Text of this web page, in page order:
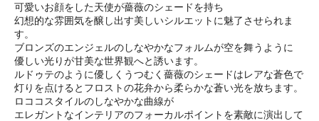
可愛いお顔をした天使が薔薇のシェードを持ち
幻想的な雰囲気を醸し出す美しいシルエットに魅了させられま
す。
ブロンズのエンジェルのしなやかなフォルムが空を舞うように
優しい光りが甘美な世界観へと誘います。
ルドゥテのように優しくうつむく薔薇のシェードはレアな蒼色で
灯りを点けるとフロストの花弁から柔らかな蒼い光を放ちます。
ロココスタイルのしなやかな曲線が
エレガントなインテリアのフォーカルポイントを素敵に演出して